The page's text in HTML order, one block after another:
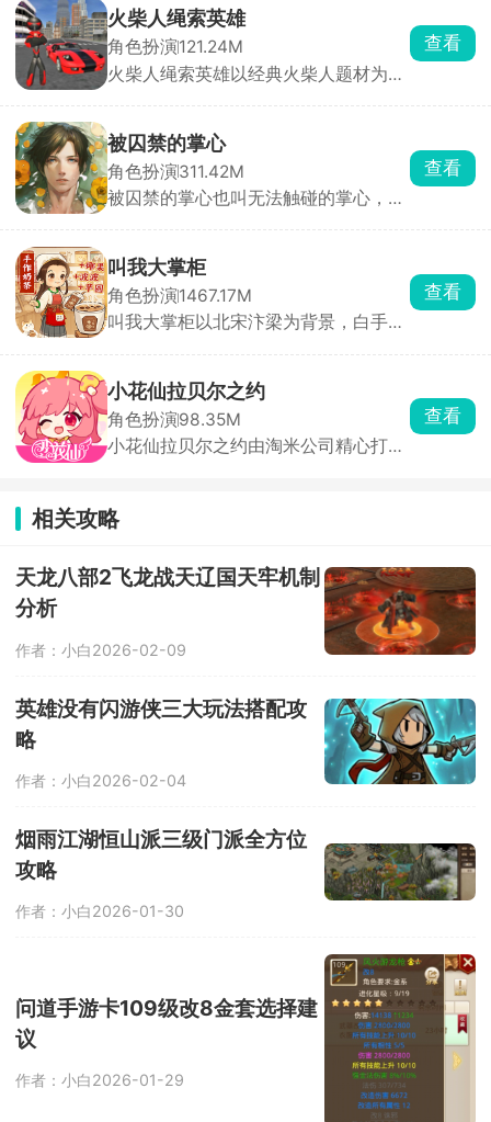
花八门的谜题，一边想办法逃出学校。
一路上还会接连碰到各种脑洞大开的虐
心难题，想要通关可没那么简单。
火柴人绳索英雄
角色扮演121.24M
火柴人绳索英雄以经典火柴人题材为主
扫荡，寻找对城市有威胁的敌人，充分
展示高超的技能，与敌人展开激烈的格
斗，还可以解锁更多武器和装备，完成
拯救城市的挑战。
查看
被囚禁的掌心
角色扮演311.42M
被囚禁的掌心也叫无法触碰的掌心，玩
恋爱故事。通过独特的体感式触碰玩
法，只需将手掌或额头轻贴手机屏幕，
即可与男主深情互动。游戏内，监视玩
法增添趣味，观察男主房间、触摸互
查看
叫我大掌柜
角色扮演1467.17M
叫我大掌柜以北宋汴梁为背景，白手起
的商业巨头。从最基础的钱庄、包子铺
开始，逐步解锁医馆、客栈、当铺、书
局、香店、镖局等几十种店铺，最终称
霸商界。
查看
小花仙拉贝尔之约
角色扮演98.35M
小花仙拉贝尔之约由淘米公司精心打
式二次元的唯美画风，营造出出色质
感，带你沉浸闲适世界。它完美移植小
合种植、剧情、换装等丰富元素。
查看
相关攻略
天龙八部2飞龙战天辽国天牢机制
分析
作者：小白2026-02-09
英雄没有闪游侠三大玩法搭配攻
略
作者：小白2026-02-04
烟雨江湖恒山派三级门派全方位
攻略
作者：小白2026-01-30
问道手游卡109级改8金套选择建
议
作者：小白2026-01-29